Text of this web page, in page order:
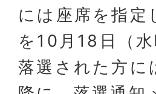
には座席を指定
を10月18日（
落選された方に